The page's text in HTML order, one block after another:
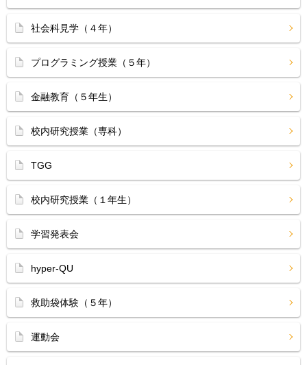
社会科見学（４年）
プログラミング授業（５年）
金融教育（５年生）
校内研究授業（専科）
TGG
校内研究授業（１年生）
学習発表会
hyper-QU
救助袋体験（５年）
運動会